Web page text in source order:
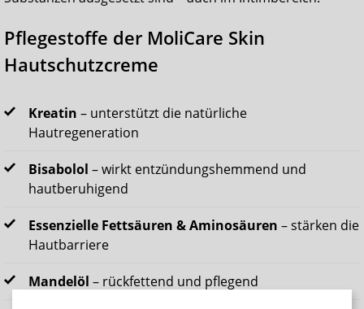
Pflegestoffe der MoliCare Skin
Hautschutzcreme
Kreatin – unterstützt die natürliche
Hautregeneration
Bisabolol – wirkt entzündungshemmend und
hautberuhigend
Essenzielle Fettsäuren & Aminosäuren – stärken die
Hautbarriere
Mandelöl – rückfettend und pflegend